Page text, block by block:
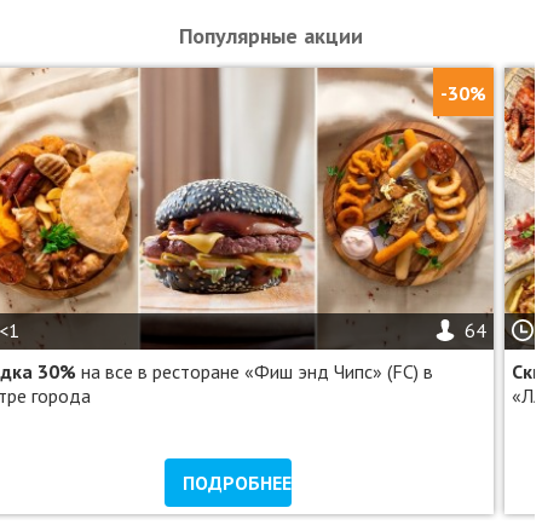
Популярные акции
-30%
<1
64
30% на все в ресторане «Фиш энд Чипс» (FC) в
города
ПОДРОБНЕЕ